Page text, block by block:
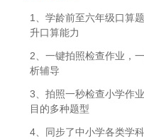
1、学龄前至六年级口算
升口算能力
2、一键拍照检查作业，
析辅导
3、拍照一秒检查小学作
目的多种题型
4、同步了中小学各类学